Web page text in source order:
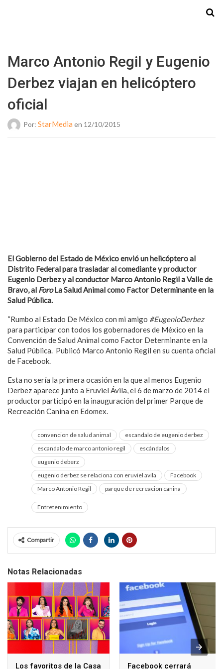
Marco Antonio Regil y Eugenio
Derbez viajan en helicóptero
oficial
Por: StarMedia en 12/10/2015
El Gobierno del Estado de México envió un helicóptero al
Distrito Federal para trasladar al comediante y productor
Eugenio Derbez y al conductor Marco Antonio Regil a Valle de
Bravo, al ForoLa Salud Animal como Factor Determinante en la
Salud Pública.
“Rumbo al Estado De México con mi amigo #EugenioDerbez
para participar con todos los gobernadores de México en la
Convención de Salud Animal como Factor Determinante en la
Salud Pública. Publicó Marco Antonio Regil en su cuenta oficial
de Facebook.
Esta no sería la primera ocasión en la que al menos Eugenio
Derbez aparece junto a Eruviel Ávila, el 6 de marzo de 2014 el
productor participó en la inauguración del primer Parque de
Recreación Canina en Edomex.
convencion de salud animal
escandalo de eugenio derbez
escandalo de marco antonio regil
escándalos
eugenio deberz
eugenio derbez se relaciona con eruviel avila
Facebook
Marco Antonio Regil
parque de recreacion canina
Entretenimiento
Compartir
Notas Relacionadas
Los favoritos de la Casa Facebook cerrará